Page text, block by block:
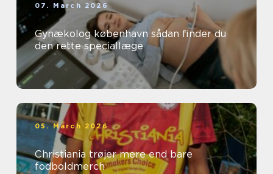
07. March 2026
Gynækolog københavn sådan finder du
den rette speciallæge
05. March 2026
Christiania trøjer mere end bare
fodboldmerch